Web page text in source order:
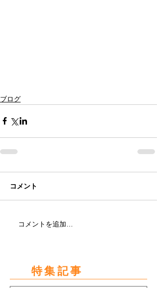
ブログ
コメント
コメントを追加…
特集記事